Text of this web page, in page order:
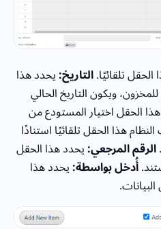
تلقائيًا.التاريخ:يحدد هذا
ويكون التاريخ الحالي
الحقل اختيار المستودع من
هذا الحقل تلقائيًا استنادًا
الرقم المرجعي:يحدد هذا الحقل
أُدخل بواسطة:يحدد هذا